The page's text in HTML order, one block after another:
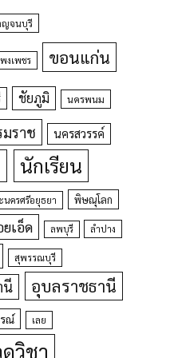
ญจนบุรี
งเพชร ขอนแก่น
ชัยภูมิ นครพนม
มราช นครสวรรค์
นักเรียน
นครศรีอยุธยา พิษณุโลก
ยเอ็ด ลพบุรี ลำปาง
สุพรรณบุรี
นี อุบลราชธานี
ณ์ เลย
ดวิชา